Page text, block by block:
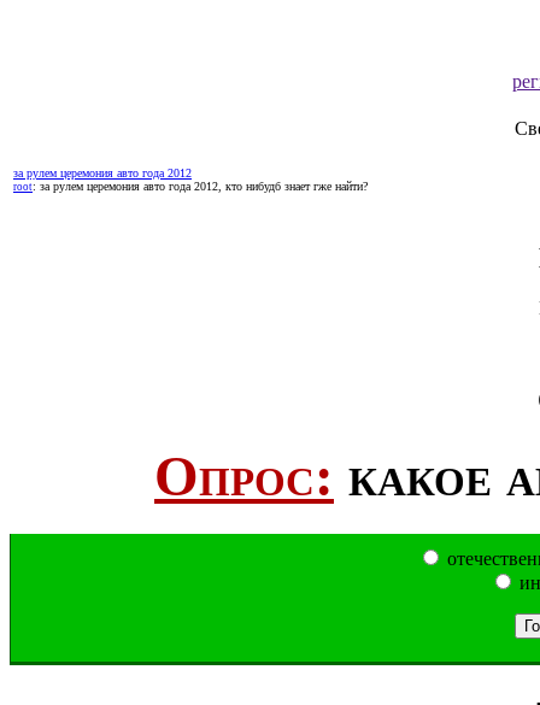
за рулем церемония авто года 2012
root: за рулем церемония авто года 2012, кто нибудб знает гже найти?
Опрос: какое